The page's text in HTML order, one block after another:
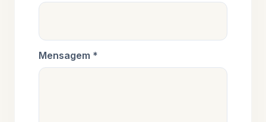
Mensagem *